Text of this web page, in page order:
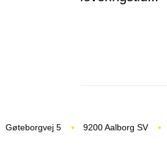
Gøteborgvej 5 9200 Aalborg SV